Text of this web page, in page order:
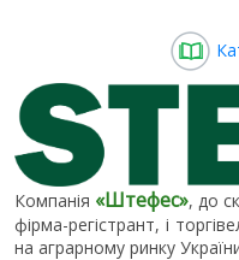
Компанія «Штефес», до
фірма-регістрант, і
на аграрному ринку